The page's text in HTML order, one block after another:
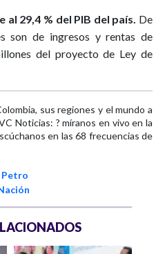
29,4 % del PIB del país. De
son de ingresos y rentas de
del proyecto de Ley de
sus regiones y el mundo a
Noticias: ? míranos en vivo en la
en las 68 frecuencias de
Petro